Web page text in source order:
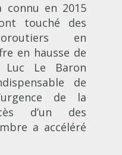
connu en 2015
touché des
en
en hausse de
Luc Le Baron
de
de la
d’un des
a accéléré